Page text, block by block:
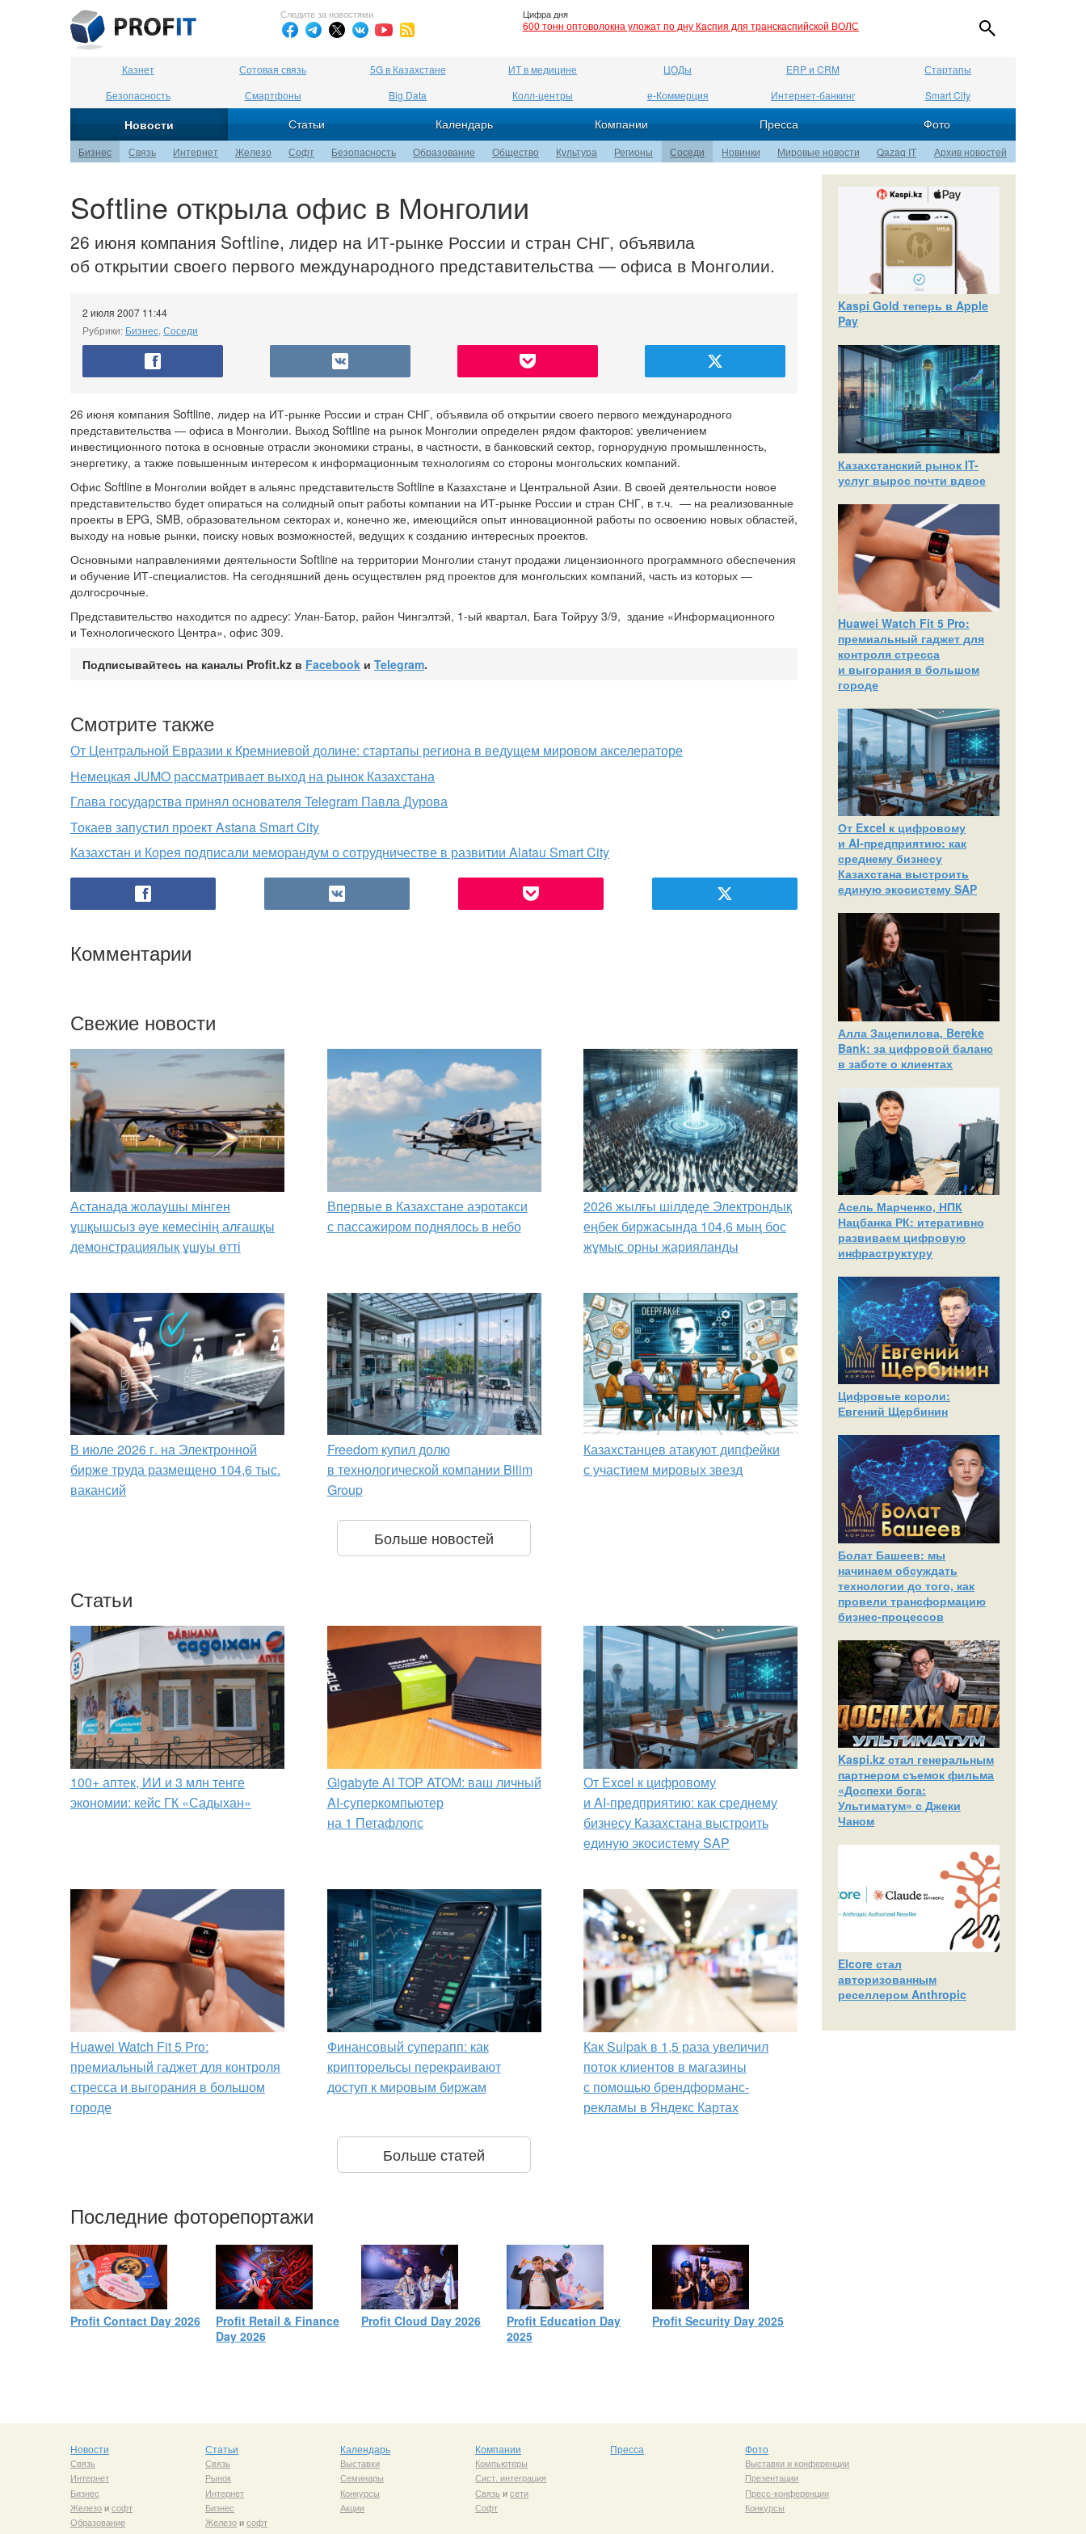
Следите за новостями Цифра дня
600 тонн оптоволокна уложат по дну Каспия для транскаспийской ВОЛС
Казнет Сотовая связь 5G в Казахстане ИТ в медицине ЦОДы ERP и CRM
Стартапы
Безопасность
Смартфоны Big Data Колл-центры е-Коммерция Интернет-банкинг Smart City
Новости Статьи Календарь Компании Пресса Фото
Бизнес Связь Интернет Железо Софт Безопасность Образование Общество Культура Регионы Соседи Новинки Мировые новости Qazaq IT Архив новостей
Softline открыла офис в Монголии
26 июня компания Softline, лидер на ИТ-рынке России и стран СНГ, объявила
об открытии своего первого международного представительства — офиса в Монголии.
2 июля 2007 11:44
Рубрики: Бизнес, Соседи
26 июня компания Softline, лидер на ИТ-рынке России и стран СНГ, объявила об открытии своего первого международного
представительства — офиса в Монголии. Выход Softline на рынок Монголии определен рядом факторов: увеличением
инвестиционного потока в основные отрасли экономики страны, в частности, в банковский сектор, горнорудную промышленность,
энергетику, а также повышенным интересом к информационным технологиям со стороны монгольских компаний.
Офис Softline в Монголии войдет в альянс представительств Softline в Казахстане и Центральной Азии. В своей деятельности новое
представительство будет опираться на солидный опыт работы компании на ИТ-рынке России и стран СНГ, в т.ч. — на реализованные
проекты в EPG, SMB, образовательном секторах и, конечно же, имеющийся опыт инновационной работы по освоению новых областей,
выходу на новые рынки, поиску новых возможностей, ведущих к созданию интересных проектов.
Основными направлениями деятельности Softline на территории Монголии станут продажи лицензионного программного обеспечения
и обучение ИТ-специалистов. На сегодняшний день осуществлен ряд проектов для монгольских компаний, часть из которых —
долгосрочные.
Представительство находится по адресу: Улан-Батор, район Чингэлтэй, 1-ый квартал, Бага Тойруу 3/9, здание «Информационного
и Технологического Центра», офис 309.
Подписывайтесь на каналы Profit.kz в Facebook и Telegram.
Смотрите также
От Центральной Евразии к Кремниевой долине: стартапы региона в ведущем мировом акселераторе
Немецкая JUMO рассматривает выход на рынок Казахстана
Глава государства принял основателя Telegram Павла Дурова
Токаев запустил проект Astana Smart City
Казахстан и Корея подписали меморандум о сотрудничестве в развитии Alatau Smart City
Комментарии
Свежие новости
Астанада жолаушы мінген
ұшқышсыз әуе кемесінің алғашқы
демонстрациялық ұшуы өтті
Впервые в Казахстане аэротакси
с пассажиром поднялось в небо
2026 жылғы шілдеде Электрондық
еңбек биржасында 104,6 мың бос
жұмыс орны жарияланды
В июле 2026 г. на Электронной
бирже труда размещено 104,6 тыс.
вакансий
Freedom купил долю
в технологической компании Bilim
Group
Казахстанцев атакуют дипфейки
с участием мировых звезд
Больше новостей
Статьи
100+ аптек, ИИ и 3 млн тенге
экономии: кейс ГК «Садыхан»
Gigabyte AI TOP ATOM: ваш личный
AI-суперкомпьютер
на 1 Петафлопс
От Excel к цифровому
и AI‑предприятию: как среднему
бизнесу Казахстана выстроить
единую экосистему SAP
Huawei Watch Fit 5 Pro:
премиальный гаджет для контроля
стресса и выгорания в большом
городе
Финансовый суперапп: как
крипторельсы перекраивают
доступ к мировым биржам
Как Sulpak в 1,5 раза увеличил
поток клиентов в магазины
с помощью брендформанс-
рекламы в Яндекс Картах
Больше статей
Последние фоторепортажи
Profit Contact Day 2026
Profit Retail & Finance
Day 2026
Profit Cloud Day 2026
Profit Education Day
2025
Profit Security Day 2025
Kaspi Gold теперь в Apple
Pay
Казахстанский рынок IT-
услуг вырос почти вдвое
Huawei Watch Fit 5 Pro:
премиальный гаджет для
контроля стресса
и выгорания в большом
городе
От Excel к цифровому
и AI‑предприятию: как
среднему бизнесу
Казахстана выстроить
единую экосистему SAP
Алла Зацепилова, Bereke
Bank: за цифровой баланс
в заботе о клиентах
Асель Марченко, НПК
Нацбанка РК: итеративно
развиваем цифровую
инфраструктуру
Цифровые короли:
Евгений Щербинин
Болат Башеев: мы
начинаем обсуждать
технологии до того, как
провели трансформацию
бизнес-процессов
Kaspi.kz стал генеральным
партнером съемок фильма
«Доспехи бога:
Ультиматум» с Джеки
Чаном
Elcore стал
авторизованным
реселлером Anthropic
Новости
Связь
Интернет
Бизнес
Железоисофт
Образование
Статьи
Связь
Рынок
Интернет
Бизнес
Железоисофт
Календарь
Выставки
Семинары
Конкурсы
Акции
Компании
Компьютеры
Сист. интеграция
Связь исети
Софт
Пресса Фото
Выставки и конференции
Презентации
Пресс-конференции
Конкурсы